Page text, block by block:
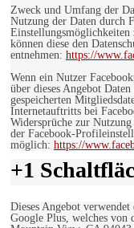
Zweck und Umfang der
Nutzung der Daten durch
Einstellungsmöglichkeiten
können diese den
entnehmen: https://
Wenn ein Nutzer
über dieses Angebot
gespeicherten
Internetauftritts bei
Widersprüche zur
der Facebook-
möglich: https://
+1
Dieses Angebot
Google Plus, welches von